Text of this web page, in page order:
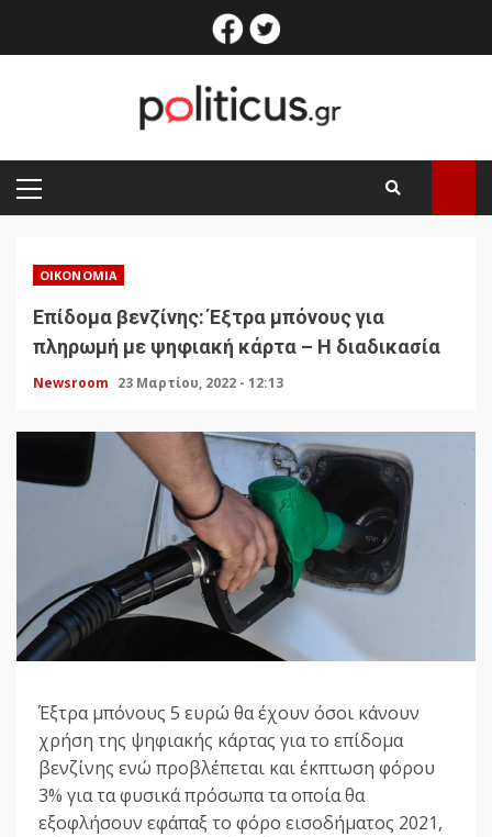
facebook
PRIMARY
MENU
ΟΙΚΟΝΟΜΊΑ
Επίδομα βενζίνης: Έξτρα μπόνους για
πληρωμή με ψηφιακή κάρτα – Η διαδικασία
Newsroom 23 Μαρτίου, 2022 - 12:13
Έξτρα μπόνους 5 ευρώ θα έχουν όσοι κάνουν
χρήση της ψηφιακής κάρτας για το επίδομα
βενζίνης ενώ προβλέπεται και έκπτωση φόρου
3% για τα φυσικά πρόσωπα τα οποία θα
εξοφλήσουν εφάπαξ το φόρο εισοδήματος 2021,